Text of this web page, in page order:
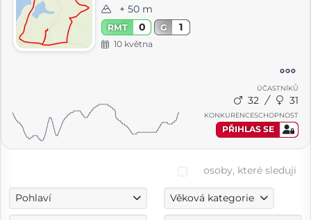
+ 50 m
RMT 0 G 1
10 května
ÚČASTNÍKŮ
32 31
KONKURENCESCHOPNOST
PŘIHLAS SE
osoby, které sleduji
Pohlaví Věková kategorie